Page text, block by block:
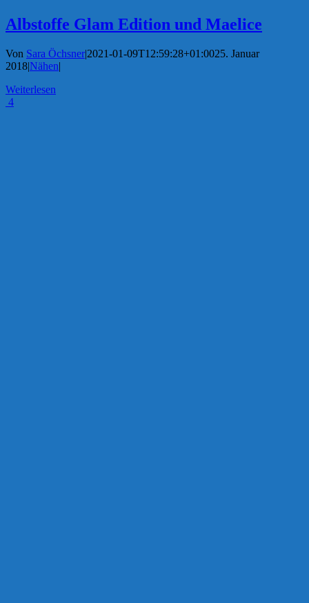
Albstoffe Glam Edition und Maelice
Von Sara Öchsner|2021-01-09T12:59:28+01:0025. Januar
2018|Nähen|
Weiterlesen
4